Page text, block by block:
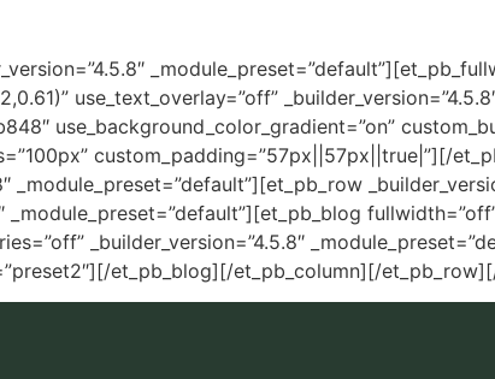
use_text_overlay=”off”
use_background_color_gradient=”on”
custom_padding=”57px||57px||true|”][/
_module_preset=”default”][et_pb_row
_module_preset=”default”][et_pb_blog
_builder_version=”4.5.8″
et_pb_blog][/et_pb_column][/